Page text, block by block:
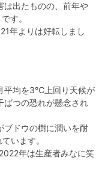
出たものの、前年や
す。
年よりは好転しまし
平均を3℃上回り天候が
ばつの恐れが懸念され
ブドウの樹に潤いを耐
います。
年は生産者みなに笑